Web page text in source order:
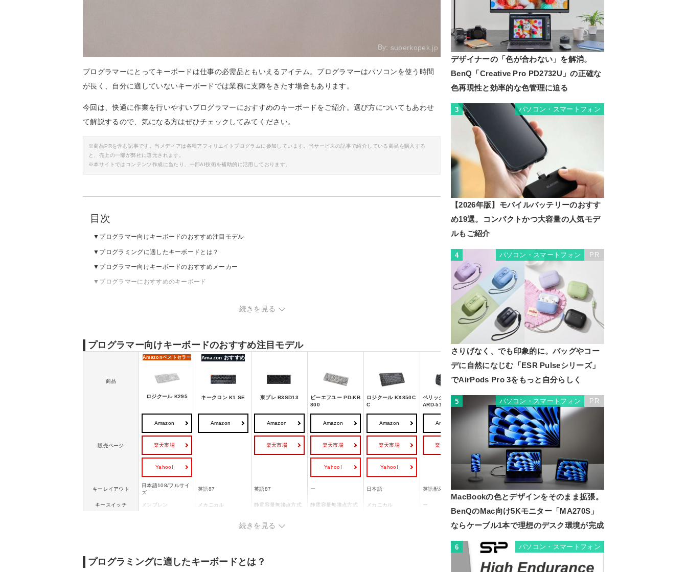
By: superkopek.jp
プログラマーにとってキーボードは仕事の必需品ともいえるアイテム。プログラマーはパソコンを使う時間
が長く、自分に適していないキーボードでは業務に支障をきたす場合もあります。
今回は、快適に作業を行いやすいプログラマーにおすすめのキーボードをご紹介。選び方についてもあわせ
て解説するので、気になる方はぜひチェックしてみてください。
※商品PRを含む記事です。当メディアは各種アフィリエイトプログラムに参加しています。当サービスの記事で紹介している商品を購入する
と、売上の一部が弊社に還元されます。
※本サイトではコンテンツ作成に当たり、一部AI技術を補助的に活用しております。
目次
プログラマー向けキーボードのおすすめ注目モデル
プログラミングに適したキーボードとは？
プログラマー向けキーボードのおすすめメーカー
プログラマーにおすすめのキーボード
続きを見る
プログラマー向けキーボードのおすすめ注目モデル
商品
Amazonベストセラー
ロジクール K295
Amazon おすすめ
キークロン K1 SE 東プレ R3SD13
ピーエフユー PD-KB
800
ロジクール KX850C
C
ペリックス PERIBO
ARD-512BUS
販売ページ
Amazon
楽天市場
Yahoo!
Amazon Amazon
楽天市場
Amazon
楽天市場
Yahoo!
Amazon
楽天市場
Yahoo!
Amazon
楽天市場
キーレイアウト
日本語108/フルサイ
ズ
英語87 英語87 ー 日本語 英語配列104
キースイッチ メンブレン メカニカル 静電容量無接点方式 静電容量無接点方式 メカニカル ー
静音 ◯ ◯ ◯
続きを見る
プログラミングに適したキーボードとは？
デザイナーの「色が合わない」を解消。
BenQ「Creative Pro PD2732U」の正確な
色再現性と効率的な色管理に迫る
3 パソコン・スマートフォン
【2026年版】モバイルバッテリーのおすす
め19選。コンパクトかつ大容量の人気モデ
ルもご紹介
4 パソコン・スマートフォン PR
さりげなく、でも印象的に。バッグやコー
デに自然になじむ「ESR Pulseシリーズ」
でAirPods Pro 3をもっと自分らしく
5 パソコン・スマートフォン PR
MacBookの色とデザインをそのまま拡張。
BenQのMac向け5Kモニター「MA270S」
ならケーブル1本で理想のデスク環境が完成
6 パソコン・スマートフォン